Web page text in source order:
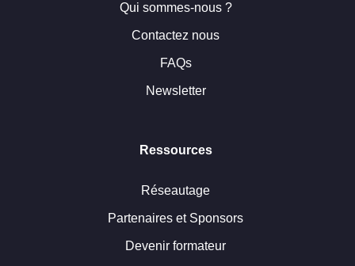
Qui sommes-nous ?
Contactez nous
FAQs
Newsletter
Ressources
Réseautage
Partenaires et Sponsors
Devenir formateur